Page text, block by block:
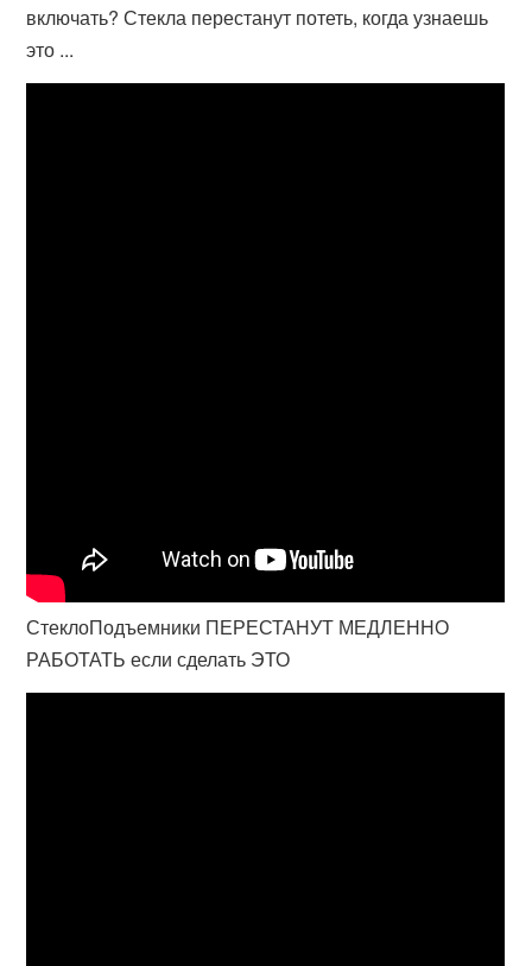
включать? Стекла перестанут потеть, когда узнаешь
это ...
СтеклоПодъемники ПЕРЕСТАНУТ МЕДЛЕННО
РАБОТАТЬ если сделать ЭТО